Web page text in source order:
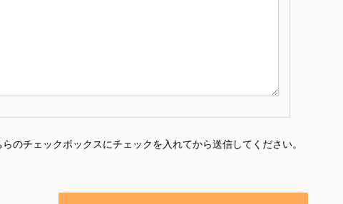
のチェックボックスにチェックを入れてから送信してください。